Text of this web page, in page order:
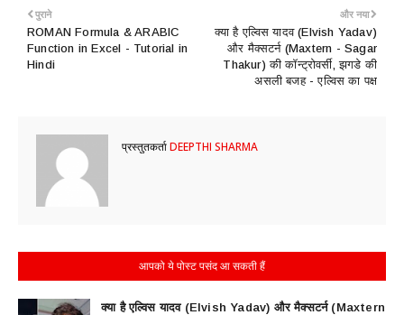
और नया
क्या है एल्विस यादव (Elvish Yadav)
और मैक्सटर्न (Maxtern - Sagar
Thakur) की कॉन्ट्रोवर्सी, झगडे की
असली बजह - एल्विस का पक्ष
पुराने
ROMAN Formula & ARABIC
Function in Excel - Tutorial in
Hindi
प्रस्तुतकर्ताDEEPTHI SHARMA
आपको ये पोस्ट पसंद आ सकती हैं
क्या है एल्विस यादव (Elvish Yadav) और मैक्सटर्न (Maxtern